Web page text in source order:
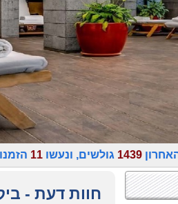
1439 גולשים, ונעשו 11
חוות דעת -